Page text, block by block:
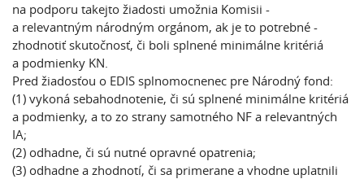
na podporu takejto žiadosti umožnia Komisii -
a relevantným národným orgánom, ak je to potrebné -
zhodnotiť skutočnosť, či boli splnené minimálne kritériá
a podmienky KN.
Pred žiadosťou o EDIS splnomocnenec pre Národný fond:
(1) vykoná sebahodnotenie, či sú splnené minimálne kritériá
a podmienky, a to zo strany samotného NF a relevantných
IA;
(2) odhadne, či sú nutné opravné opatrenia;
(3) odhadne a zhodnotí, či sa primerane a vhodne uplatnili